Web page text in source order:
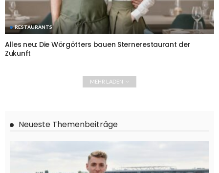
RESTAURANTS
Alles neu: Die Wörgötters bauen Sternerestaurant der
Zukunft
MEHR LADEN
Neueste Themenbeiträge